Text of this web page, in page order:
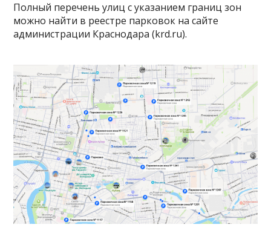
Полный перечень улиц с указанием границ зон
можно найти в реестре парковок на сайте
администрации Краснодара (krd.ru).